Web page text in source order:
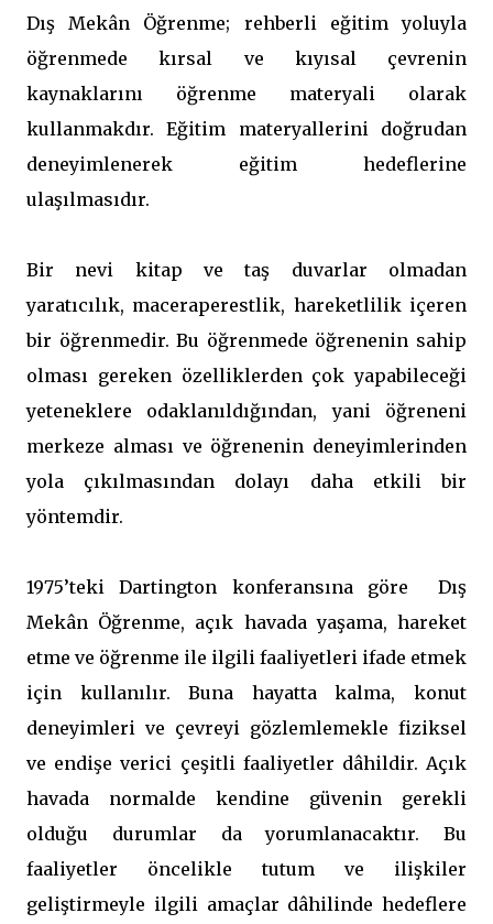
Dış Mekân Öğrenme; rehberli eğitim yoluyla
öğrenmede kırsal ve kıyısal çevrenin
kaynaklarını öğrenme materyali olarak
kullanmakdır. Eğitim materyallerini doğrudan
deneyimlenerek eğitim hedeflerine
ulaşılmasıdır.
Bir nevi kitap ve taş duvarlar olmadan
yaratıcılık, maceraperestlik, hareketlilik içeren
bir öğrenmedir. Bu öğrenmede öğrenenin sahip
olması gereken özelliklerden çok yapabileceği
yeteneklere odaklanıldığından, yani öğreneni
merkeze alması ve öğrenenin deneyimlerinden
yola çıkılmasından dolayı daha etkili bir
yöntemdir.
1975’teki Dartington konferansına göre Dış
Mekân Öğrenme, açık havada yaşama, hareket
etme ve öğrenme ile ilgili faaliyetleri ifade etmek
için kullanılır. Buna hayatta kalma, konut
deneyimleri ve çevreyi gözlemlemekle fiziksel
ve endişe verici çeşitli faaliyetler dâhildir. Açık
havada normalde kendine güvenin gerekli
olduğu durumlar da yorumlanacaktır. Bu
faaliyetler öncelikle tutum ve ilişkiler
geliştirmeyle ilgili amaçlar dâhilinde hedeflere